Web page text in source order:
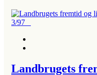
Landbrugets